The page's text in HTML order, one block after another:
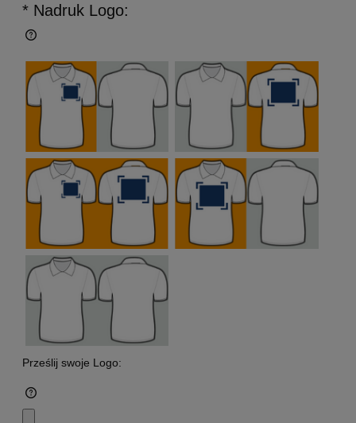
* Nadruk Logo:
Prześlij swoje Logo: